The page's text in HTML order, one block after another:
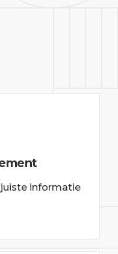
informatie